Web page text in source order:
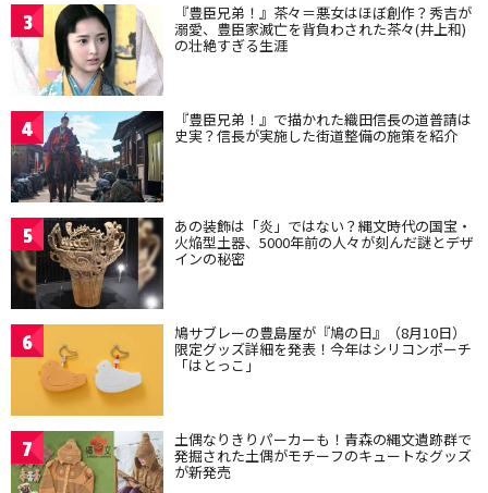
3 『豊臣兄弟！』茶々＝悪女はほぼ創作？秀吉が
溺愛、豊臣家滅亡を背負わされた茶々(井上和)
の壮絶すぎる生涯
4 『豊臣兄弟！』で描かれた織田信長の道普請は
史実？信長が実施した街道整備の施策を紹介
5 あの装飾は「炎」ではない？縄文時代の国宝・
火焔型土器、5000年前の人々が刻んだ謎とデザ
インの秘密
6 鳩サブレーの豊島屋が『鳩の日』（8月10日）
限定グッズ詳細を発表！今年はシリコンポーチ
「はとっこ」
7 土偶なりきりパーカーも！青森の縄文遺跡群で
発掘された土偶がモチーフのキュートなグッズ
が新発売